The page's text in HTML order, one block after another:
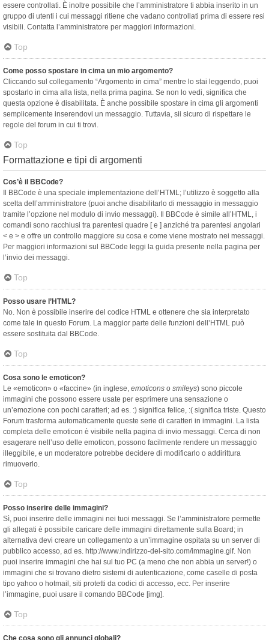
essere controllati. È inoltre possibile che l’amministratore ti abbia inserito in un
gruppo di utenti i cui messaggi ritiene che vadano controllati prima di essere resi
visibili. Contatta l’amministratore per maggiori informazioni.
Top
Come posso spostare in cima un mio argomento?
Cliccando sul collegamento “Argomento in cima” mentre lo stai leggendo, puoi
spostarlo in cima alla lista, nella prima pagina. Se non lo vedi, significa che
questa opzione è disabilitata. È anche possibile spostare in cima gli argomenti
semplicemente inserendovi un messaggio. Tuttavia, sii sicuro di rispettare le
regole del forum in cui ti trovi.
Top
Formattazione e tipi di argomenti
Cos’è il BBCode?
Il BBCode è una speciale implementazione dell’HTML; l’utilizzo è soggetto alla
scelta dell’amministratore (puoi anche disabilitarlo di messaggio in messaggio
tramite l’opzione nel modulo di invio messaggi). Il BBCode è simile all’HTML, i
comandi sono racchiusi tra parentesi quadre [ e ] anziché tra parentesi angolari
< e > e offre un controllo maggiore su cosa e come viene mostrato nei messaggi.
Per maggiori informazioni sul BBCode leggi la guida presente nella pagina per
l’invio dei messaggi.
Top
Posso usare l’HTML?
No. Non è possibile inserire del codice HTML e ottenere che sia interpretato
come tale in questo Forum. La maggior parte delle funzioni dell’HTML può
essere sostituita dal BBCode.
Top
Cosa sono le emoticon?
Le «emoticon» o «faccine» (in inglese, emoticons o smileys) sono piccole
immagini che possono essere usate per esprimere una sensazione o
un’emozione con pochi caratteri; ad es. :) significa felice, :( significa triste. Questo
Forum trasforma automaticamente queste serie di caratteri in immagini. La lista
completa delle emoticon è visibile nella pagina di invio messaggi. Cerca di non
esagerare nell’uso delle emoticon, possono facilmente rendere un messaggio
illeggibile, e un moderatore potrebbe decidere di modificarlo o addirittura
rimuoverlo.
Top
Posso inserire delle immagini?
Sì, puoi inserire delle immagini nei tuoi messaggi. Se l’amministratore permette
gli allegati è possibile caricare delle immagini direttamente sulla Board; in
alternativa devi creare un collegamento a un’immagine ospitata su un server di
pubblico accesso, ad es. http://www.indirizzo-del-sito.com/immagine.gif. Non
puoi inserire immagini che hai sul tuo PC (a meno che non abbia un server!) o
immagini che si trovano dietro sistemi di autenticazione, come caselle di posta
tipo yahoo o hotmail, siti protetti da codici di accesso, ecc. Per inserire
l’immagine, puoi usare il comando BBCode [img].
Top
Che cosa sono gli annunci globali?